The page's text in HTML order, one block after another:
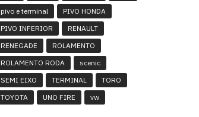
pivo e terminal
PIVO HONDA
PIVO INFERIOR
RENAULT
RENEGADE
ROLAMENTO
ROLAMENTO RODA
scenic
SEMI EIXO
TERMINAL
TORO
TOYOTA
UNO FIRE vw